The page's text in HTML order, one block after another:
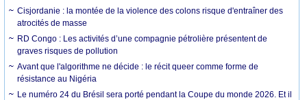
Cisjordanie : la montée de la violence des colons risque d'entraîner des
atrocités de masse
RD Congo : Les activités d’une compagnie pétrolière présentent de
graves risques de pollution
Avant que l'algorithme ne décide : le récit queer comme forme de
résistance au Nigéria
Le numéro 24 du Brésil sera porté pendant la Coupe du monde 2026. Et il